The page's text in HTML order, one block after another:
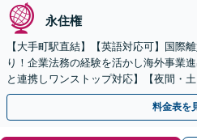
永住権
【大手町駅直結】【英語対応可】国際
り！企業法務の経験を活かし海外事業
と連携しワンストップ対応】【夜間・
談可】
料金表を